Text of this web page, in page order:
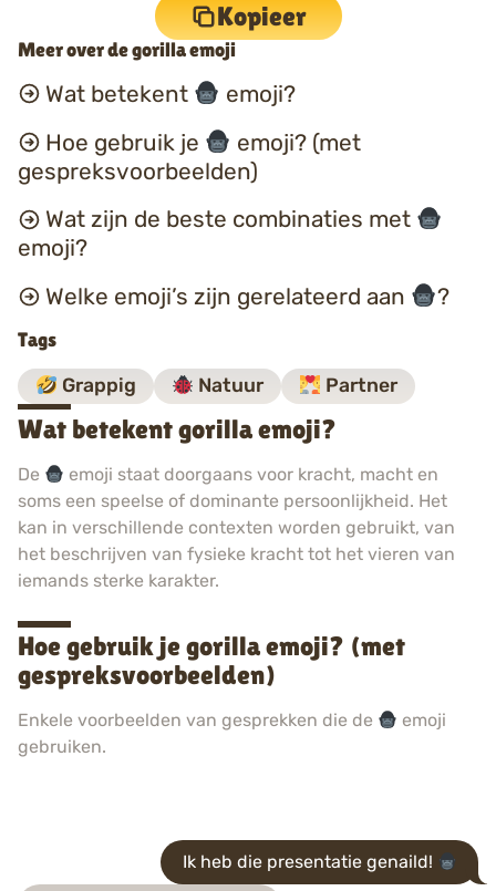
Kopieer
Meer over de gorilla emoji
Wat betekent
emoji?
Hoe gebruik je
emoji? (met
gespreksvoorbeelden)
Wat zijn de beste combinaties met
emoji?
Welke emoji’s zijn gerelateerd aan
?
Tags
Grappig Natuur Partner
Wat betekent gorilla emoji?
De
emoji staat doorgaans voor kracht, macht en
soms een speelse of dominante persoonlijkheid. Het
kan in verschillende contexten worden gebruikt, van
het beschrijven van fysieke kracht tot het vieren van
iemands sterke karakter.
Hoe gebruik je gorilla emoji? (met
gespreksvoorbeelden)
Enkele voorbeelden van gesprekken die de
emoji
gebruiken.
Ik heb die presentatie genaild!